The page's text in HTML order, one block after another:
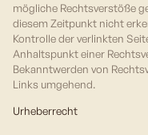
mögliche Rechtsverstöße
diesem Zeitpunkt nicht
Kontrolle der verlinkten
Anhaltspunkt einer
Bekanntwerden von
Links umgehend.
Urheberrecht